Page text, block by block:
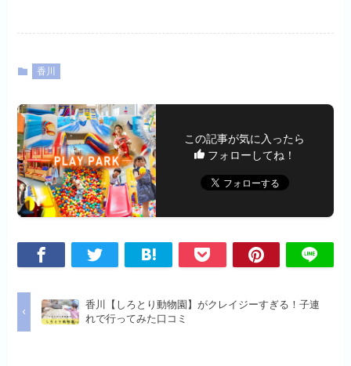
香川
この記事が気に入ったら
フォローしてね！
香川【しろとり動物園】がクレイジーすぎる！子連
れで行ってみた口コミ